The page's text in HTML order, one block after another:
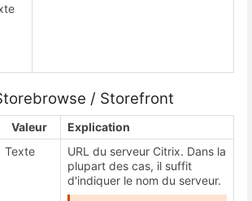
/ Storefront
Valeur
Explication
Texte
URL du serveur Citrix. Dans la
plupart des cas, il suffit
d'indiquer le nom du serveur.